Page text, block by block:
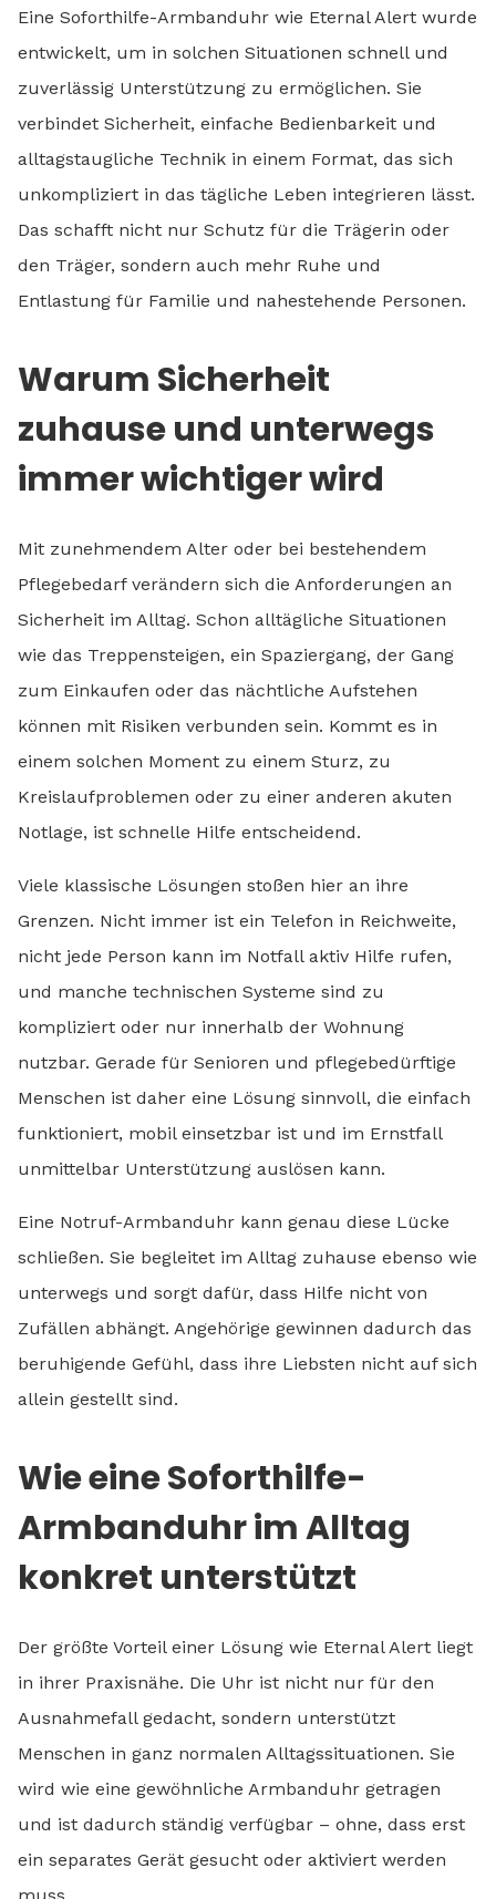
Eine Soforthilfe-Armbanduhr wie Eternal Alert wurde
entwickelt, um in solchen Situationen schnell und
zuverlässig Unterstützung zu ermöglichen. Sie
verbindet Sicherheit, einfache Bedienbarkeit und
alltagstaugliche Technik in einem Format, das sich
unkompliziert in das tägliche Leben integrieren lässt.
Das schafft nicht nur Schutz für die Trägerin oder
den Träger, sondern auch mehr Ruhe und
Entlastung für Familie und nahestehende Personen.
Warum Sicherheit
zuhause und unterwegs
immer wichtiger wird
Mit zunehmendem Alter oder bei bestehendem
Pflegebedarf verändern sich die Anforderungen an
Sicherheit im Alltag. Schon alltägliche Situationen
wie das Treppensteigen, ein Spaziergang, der Gang
zum Einkaufen oder das nächtliche Aufstehen
können mit Risiken verbunden sein. Kommt es in
einem solchen Moment zu einem Sturz, zu
Kreislaufproblemen oder zu einer anderen akuten
Notlage, ist schnelle Hilfe entscheidend.
Viele klassische Lösungen stoßen hier an ihre
Grenzen. Nicht immer ist ein Telefon in Reichweite,
nicht jede Person kann im Notfall aktiv Hilfe rufen,
und manche technischen Systeme sind zu
kompliziert oder nur innerhalb der Wohnung
nutzbar. Gerade für Senioren und pflegebedürftige
Menschen ist daher eine Lösung sinnvoll, die einfach
funktioniert, mobil einsetzbar ist und im Ernstfall
unmittelbar Unterstützung auslösen kann.
Eine Notruf-Armbanduhr kann genau diese Lücke
schließen. Sie begleitet im Alltag zuhause ebenso wie
unterwegs und sorgt dafür, dass Hilfe nicht von
Zufällen abhängt. Angehörige gewinnen dadurch das
beruhigende Gefühl, dass ihre Liebsten nicht auf sich
allein gestellt sind.
Wie eine Soforthilfe-
Armbanduhr im Alltag
konkret unterstützt
Der größte Vorteil einer Lösung wie Eternal Alert liegt
in ihrer Praxisnähe. Die Uhr ist nicht nur für den
Ausnahmefall gedacht, sondern unterstützt
Menschen in ganz normalen Alltagssituationen. Sie
wird wie eine gewöhnliche Armbanduhr getragen
und ist dadurch ständig verfügbar – ohne, dass erst
ein separates Gerät gesucht oder aktiviert werden